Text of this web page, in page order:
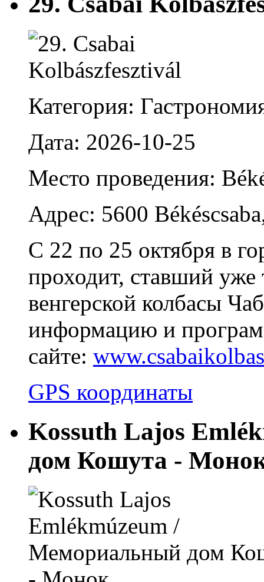
Категория:
Дата: 2026-10-25
Место проведения:
Адрес: 5600
С 22 по 25 октября в
проходит, ставший
венгерской колбасы
информацию и
сайте:
GPS координаты
Kossuth Lajos
дом Кошута -